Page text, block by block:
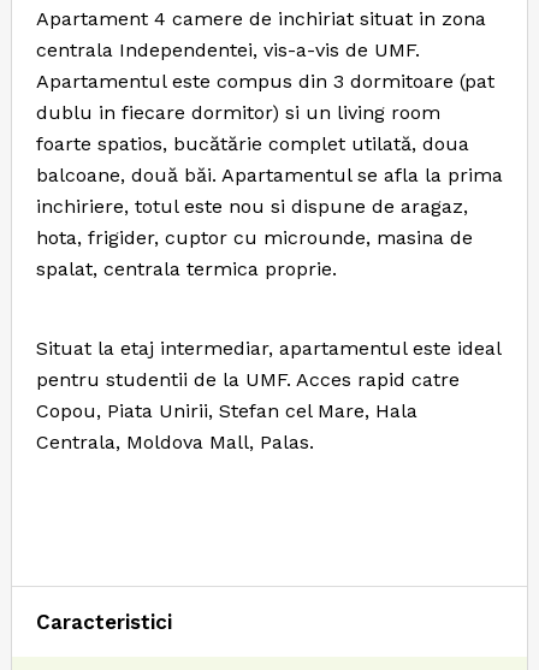
Apartament 4 camere de inchiriat situat in zona
centrala Independentei, vis-a-vis de UMF.
Apartamentul este compus din 3 dormitoare (pat
dublu in fiecare dormitor) si un living room
foarte spatios, bucătărie complet utilată, doua
balcoane, două băi. Apartamentul se afla la prima
inchiriere, totul este nou si dispune de aragaz,
hota, frigider, cuptor cu microunde, masina de
spalat, centrala termica proprie.
Situat la etaj intermediar, apartamentul este ideal
pentru studentii de la UMF. Acces rapid catre
Copou, Piata Unirii, Stefan cel Mare, Hala
Centrala, Moldova Mall, Palas.
Caracteristici